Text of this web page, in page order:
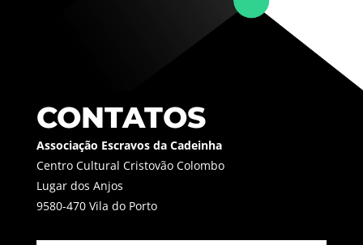
CONTATOS
Associação Escravos da Cadeinha
Centro Cultural Cristovão Colombo
Lugar dos Anjos
9580-470 Vila do Porto